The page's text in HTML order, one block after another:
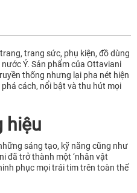
trang sức, phụ kiện, đồ dùng
Ý. Sản phẩm của Ottaviani
thống nhưng lại pha nét hiện
cách, nổi bật và thu hút mọi
hiệu
sáng tạo, kỹ năng cũng như
đã trở thành một ‘nhân vật
phục mọi trái tim trên toàn thế